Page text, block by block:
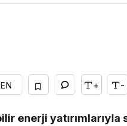
+ -
enerji yatırımlarıyla
Nilüfer’de
temizlendi